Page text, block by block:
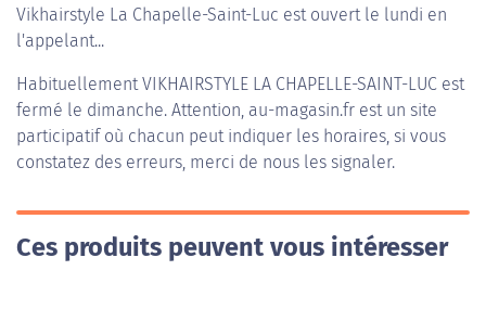
Vikhairstyle La Chapelle-Saint-Luc est ouvert le lundi en
l'appelant...
HabituellementVIKHAIRSTYLE LA CHAPELLE-SAINT-LUC est
fermé le dimanche. Attention, au-magasin.fr est un site
participatif où chacun peut indiquer les horaires, si vous
constatez des erreurs, merci de nous les signaler.
Ces produits peuvent vous intéresser